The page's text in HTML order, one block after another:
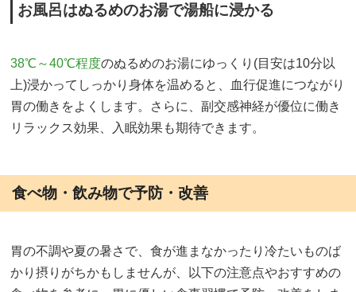
お風呂はぬるめのお湯で湯船に浸かる
38℃～40℃程度のぬるめのお湯にゆっくり(目安は10分以
上)浸かってしっかり身体を温めると、血行促進につながり
胃の働きをよくします。さらに、副交感神経が優位に働き
リラックス効果、入眠効果も期待できます。
食べ物・飲み物で予防・改善
胃の不調や夏の暑さで、食が進まなかったり冷たいものば
かり摂りがちかもしませんが、以下の注意点やおすすめの